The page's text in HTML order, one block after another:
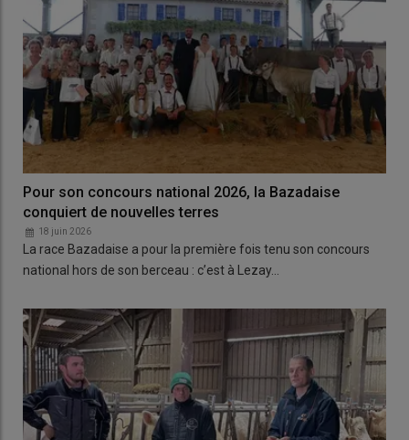
Pour son concours national 2026, la Bazadaise
conquiert de nouvelles terres
18 juin 2026
La race Bazadaise a pour la première fois tenu son concours
national hors de son berceau : c’est à Lezay…